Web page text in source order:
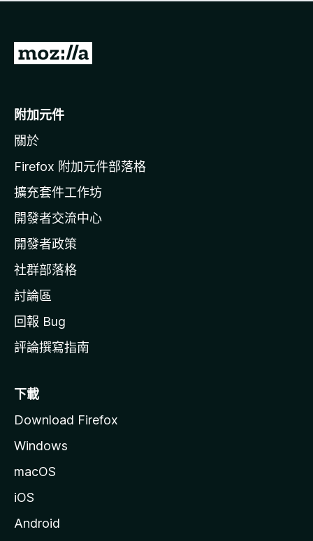
有
前
o
i
l
a
官
網
附加元件
關於
Firefox 附加元件部落格
擴充套件工作坊
開發者交流中心
開發者政策
社群部落格
討論區
回報 Bug
評論撰寫指南
下載
Download Firefox
Windows
macOS
iOS
Android